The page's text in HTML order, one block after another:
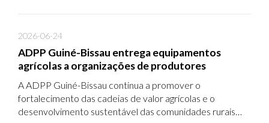
progressos alcançados e ao planeamento das próximas
2026-06-24
ADPP Guiné-Bissau entrega equipamentos
agrícolas a organizações de produtores
A ADPP Guiné-Bissau continua a promover o
fortalecimento das cadeias de valor agrícolas e o
desenvolvimento sustentável das comunidades rurais